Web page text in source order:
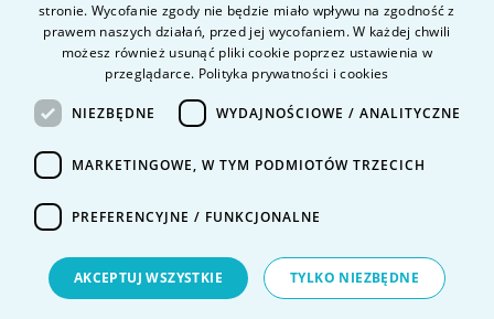
Pytania i odpowiedzi
Kontakt
Kariera na uczelni
Dane Osobowe
stronie. Wycofanie zgody nie będzie miało wpływu na zgodność z
prawem naszych działań, przed jej wycofaniem. W każdej chwili
możesz również usunąć pliki cookie poprzez ustawienia w
przeglądarce. Polityka prywatności i cookies
NIEZBĘDNE WYDAJNOŚCIOWE / ANALITYCZNE
MARKETINGOWE, W TYM PODMIOTÓW TRZECICH
PREFERENCYJNE / FUNKCJONALNE
AKCEPTUJ WSZYSTKIE TYLKO NIEZBĘDNE